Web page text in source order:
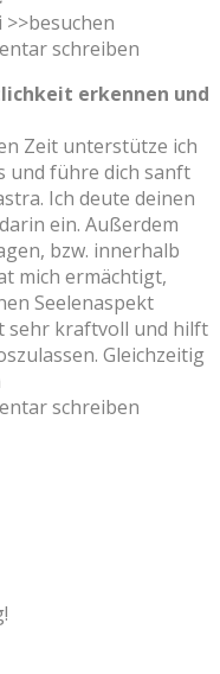
schreiben
erkennen und
Zeit unterstütze ich
und führe dich sanft
Ich deute deinen
ein. Außerdem
bzw. innerhalb
mich ermächtigt,
Seelenaspekt
sehr kraftvoll und hilft
Gleichzeitig
schreiben